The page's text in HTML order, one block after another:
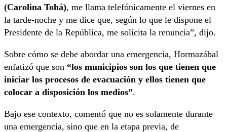
(Carolina Tohá), me llama telefónicamente el viernes en
la tarde-noche y me dice que, según lo que le dispone el
Presidente de la República, me solicita la renuncia”, dijo.
Sobre cómo se debe abordar una emergencia, Hormazábal
enfatizó que son “los municipios son los que tienen que
iniciar los procesos de evacuación y ellos tienen que
colocar a disposición los medios”.
Bajo ese contexto, comentó que no es solamente durante
una emergencia, sino que en la etapa previa, de